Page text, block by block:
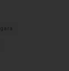
gara